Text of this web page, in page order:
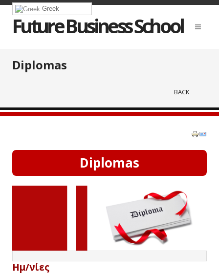
Greek
Future Business School
Diplomas
BACK
Diplomas
Ημ/νίες